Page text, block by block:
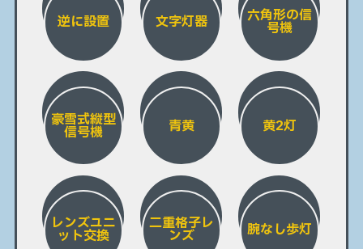
逆に設置 文字灯器 六角形の信
号機
豪雪式縦型
信号機 青黄 黄2灯
レンズユニ
ット交換
二重格子レ
ンズ 腕なし歩灯